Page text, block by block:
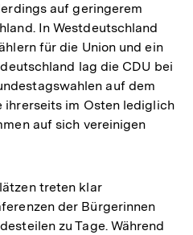
auf geringerem
In Westdeutschland
für die Union und ein
lag die CDU bei
auf dem
ihrerseits im Osten lediglich
auf sich vereinigen
treten klar
der Bürgerinnen
zu Tage. Während